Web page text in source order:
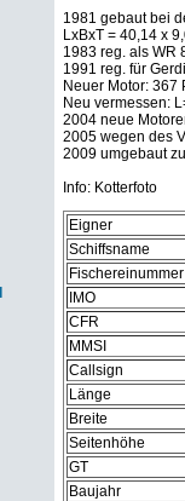
1981 gebaut bei
LxBxT = 40,14 x
1983 reg. als WR
1991 reg. für
Neuer Motor: 367
Neu vermessen:
2004 neue
2005 wegen des
2009 umgebaut
Info: Kotterfoto
Eigner
Schiffsname
Fischereinummer
IMO
CFR
MMSI
Callsign
Länge
Breite
Seitenhöhe
GT
Baujahr